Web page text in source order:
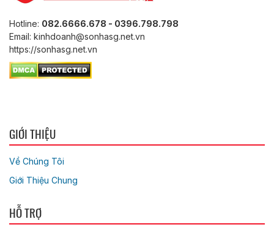
Hotline: 082.6666.678 - 0396.798.798
Email: kinhdoanh@sonhasg.net.vn
https://sonhasg.net.vn
GIỚI THIỆU
Về Chúng Tôi
Giới Thiệu Chung
HỖ TRỢ